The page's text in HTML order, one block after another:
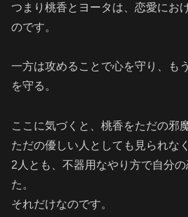
つまり桃香とヨータは、恋愛にお
のです。
一方は攻めることで心を守り、も
を守る。
ここに気づくと、桃香をただの邪
ただの優しい人としても見られな
2人とも、不器用なやり方で自分
た。
それだけなのです。